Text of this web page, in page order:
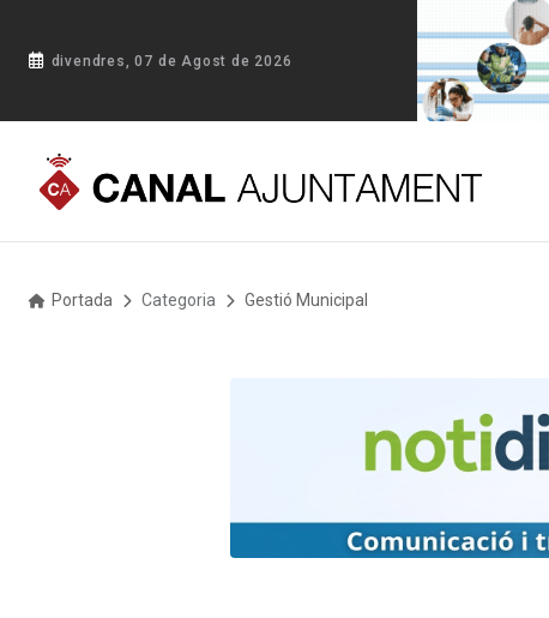
divendres, 07 de Agost de 2026
Portada Categoria Gestió Municipal